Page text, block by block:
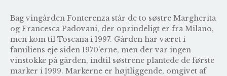
Bag vingården Fonterenza står de to søstre Margherita
og Francesca Padovani, der oprindeligt er fra Milano,
men kom til Toscana i 1997. Gården har været i
familiens eje siden 1970’erne, men der var ingen
vinstokke på gården, indtil søstrene plantede de første
marker i 1999. Markerne er højtliggende, omgivet af